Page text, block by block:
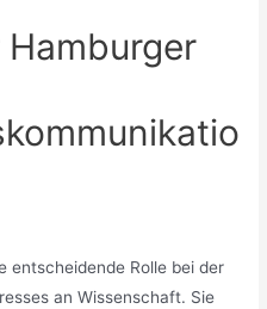
Hamburger
entscheidende Rolle bei der
an Wissenschaft. Sie